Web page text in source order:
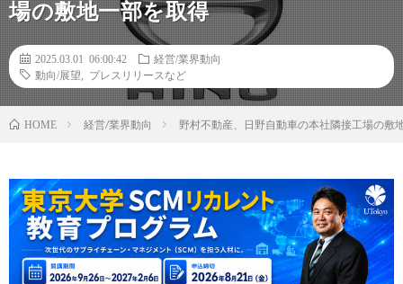
場の敷地一部を取得
2025.03.01 06:00:42
経営/業界動向
動向/展望
プレスリリースなど
HOME 経営/業界動向 野村不動産、日野自動車の本社隣接工場の敷